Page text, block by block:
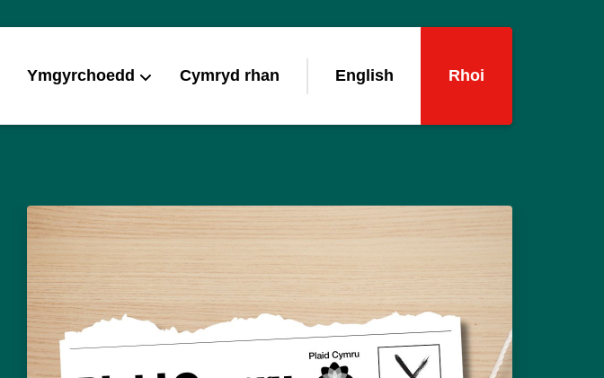
Ymgyrchoedd Cymryd rhan English Rhoi